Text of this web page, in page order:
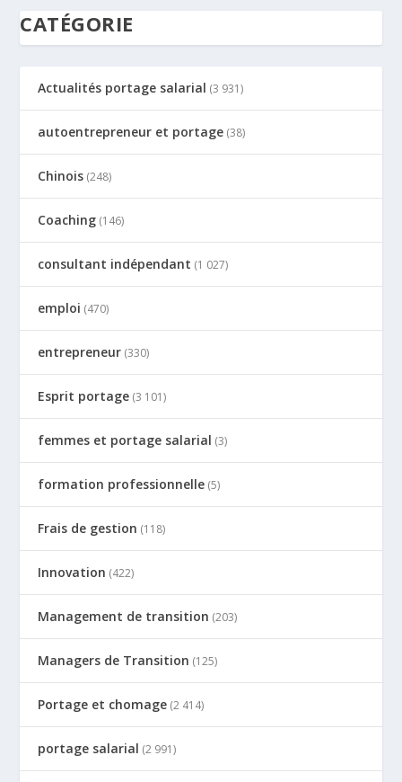
CATÉGORIE
Actualités portage salarial (3 931)
autoentrepreneur et portage (38)
Chinois (248)
Coaching (146)
consultant indépendant (1 027)
emploi (470)
entrepreneur (330)
Esprit portage (3 101)
femmes et portage salarial (3)
formation professionnelle (5)
Frais de gestion (118)
Innovation (422)
Management de transition (203)
Managers de Transition (125)
Portage et chomage (2 414)
portage salarial (2 991)